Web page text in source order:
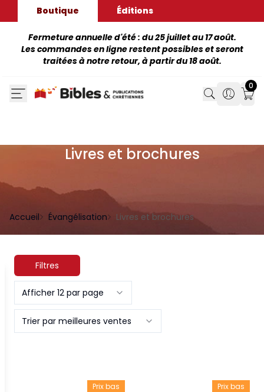
Boutique Éditions
Fermeture annuelle d'été : du 25 juillet au 17 août.
Les commandes en ligne restent possibles et seront
traitées à notre retour, à partir du 18 août.
Search
Search
0
Livres et brochures
Accueil Évangélisation Livres et brochures
Filtres
Afficher 12 par page
Trier par meilleures ventes
Prix bas Prix bas